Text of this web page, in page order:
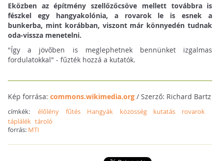
Eközben az építmény szellőzőcsöve mellett továbbra is
fészkel egy hangyakolónia, a rovarok le is esnek a
bunkerba, mint korábban, viszont már könnyedén tudnak
oda-vissza menetelni.
"Így a jövőben is meglephetnek bennünket izgalmas
fordulatokkal" - fűzték hozzá a kutatók.
Kép forrása: commons.wikimedia.org/ Szerző: Richard Bartz
címkék:élőlény fűtés Hangyák közösség kutatás
rovarok
táplálék tároló
forrás: MTI